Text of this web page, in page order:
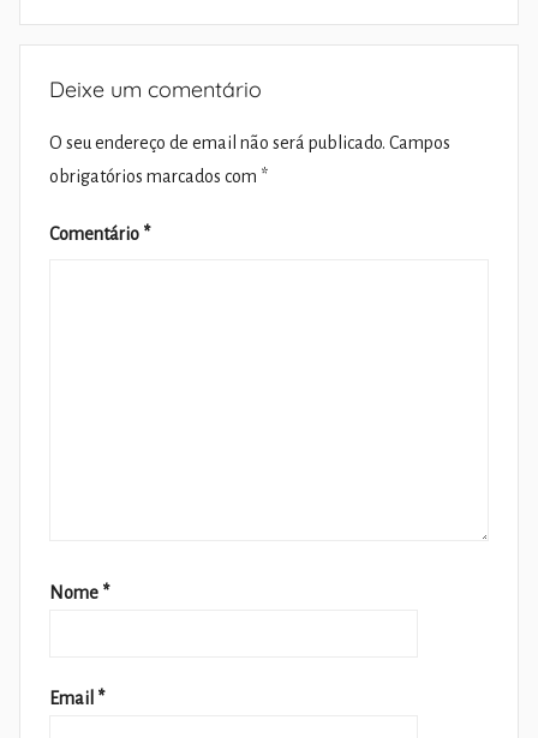
Deixe um comentário
O seu endereço de email não será publicado. Campos
obrigatórios marcados com *
Comentário *
Nome *
Email *